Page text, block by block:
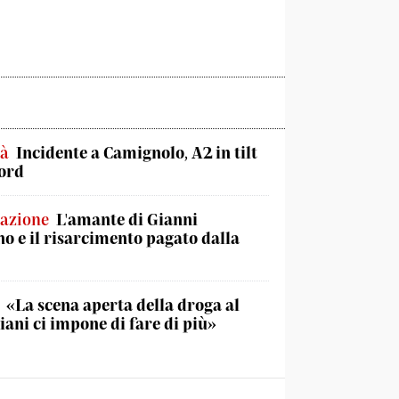
Incidente a Camignolo, A2 in tilt
L'amante di Gianni
e il risarcimento pagato dalla
«La scena aperta della droga al
ci impone di fare di più»